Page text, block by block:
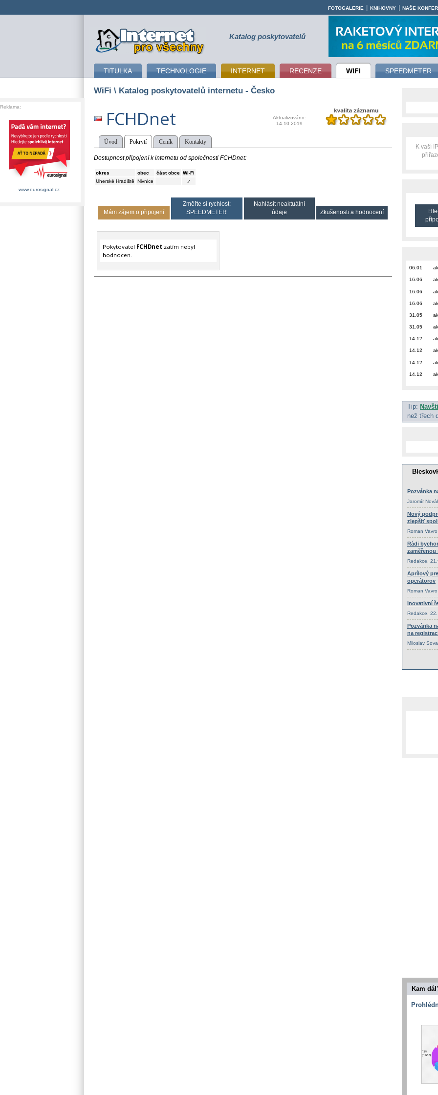
připojení k internetu Katalog poskytovatelů
TITULKA TECHNOLOGIE INTERNET RECENZE WIFI SPEEDMETER
FOTOGALERIE KNIHOVNY NAŠE
WiFi \ Katalog poskytovatelů internetu - Česko
FCHDnet
Aktualizováno:
14.10.2019
Úvod Pokrytí Ceník Kontakty
Dostupnost připojení k internetu od společnosti FCHDnet:
okres obec část obce Wi-Fi
Uherské Hradiště
Nivnice ✓
Mám zájem o připojení
Změřte si rychlost:
SPEEDMETER
Nahlásit neaktuální
údaje
Zkušenosti a hodnocení
Pokytovatel FCHDnet zatím nebyl
hodnocen.
K vaší
06.01
16.06
16.06
16.06
31.05
31.05
14.12
14.12
14.12
14.12
Tip:
než třech
Kam
Reklama:
www.eurosignal.cz